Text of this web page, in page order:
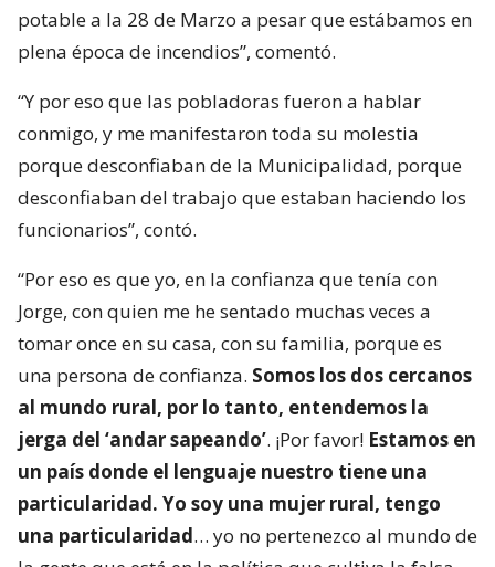
potable a la 28 de Marzo a pesar que estábamos en
plena época de incendios”, comentó.
“Y por eso que las pobladoras fueron a hablar
conmigo, y me manifestaron toda su molestia
porque desconfiaban de la Municipalidad, porque
desconfiaban del trabajo que estaban haciendo los
funcionarios”, contó.
“Por eso es que yo, en la confianza que tenía con
Jorge, con quien me he sentado muchas veces a
tomar once en su casa, con su familia, porque es
una persona de confianza. Somos los dos cercanos
al mundo rural, por lo tanto, entendemos la
jerga del ‘andar sapeando’. ¡Por favor! Estamos en
un país donde el lenguaje nuestro tiene una
particularidad. Yo soy una mujer rural, tengo
una particularidad… yo no pertenezco al mundo de